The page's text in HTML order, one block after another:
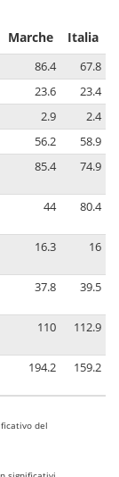
Marche Italia
86.4
67.8
23.6
23.4
2.9
2.4
56.2
58.9
85.4 74.9
44 80.4
16.3 16
37.8 39.5
110 112.9
194.2 159.2
del